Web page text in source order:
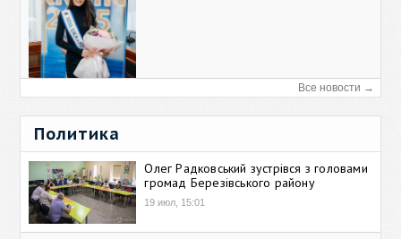
Все новости →
Политика
Олег Радковський зустрівся з головами
громад Березівського району
19 июл, 15:01